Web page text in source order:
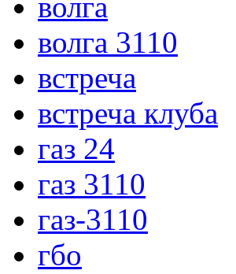
волга
волга 3110
встреча
встреча клуба
газ 24
газ 3110
газ-3110
гбо